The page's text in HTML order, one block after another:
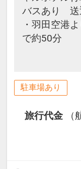
バスあり 送
・羽田空港
で約50分
駐車場あり
旅行代金